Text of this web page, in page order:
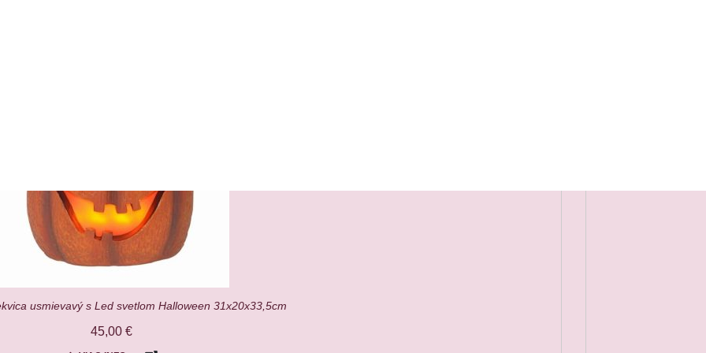
usmievavý s Led svetlom Halloween 31x20x33,5cm
45,00 €